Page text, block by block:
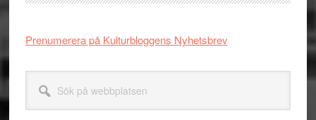
Prenumerera på Kulturbloggens Nyhetsbrev
webbplatsen